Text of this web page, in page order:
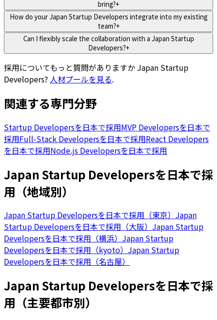
bring?+
How do your Japan Startup Developers integrate into my existing
team?+
Can I flexibly scale the collaboration with a Japan Startup
Developers?+
採用についてもっと質問がありますか Japan Startup
Developers? 人材プールを見る.
関連する専門分野
Startup Developersを日本で採用MVP Developersを日本で
採用Full-Stack Developersを日本で採用React Developers
を日本で採用Node.js Developersを日本で採用
Japan Startup Developersを日本で採
用（地域別）
Japan Startup Developersを日本で採用（東京） Japan
Startup Developersを日本で採用（大阪） Japan Startup
Developersを日本で採用（横浜） Japan Startup
Developersを日本で採用（kyoto） Japan Startup
Developersを日本で採用（名古屋）
Japan Startup Developersを日本で採
用（主要都市別）